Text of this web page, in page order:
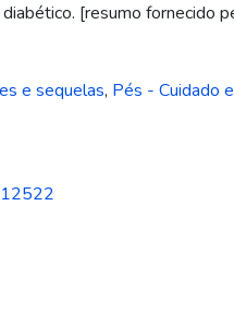
[resumo fornecido
e sequelas, Pés - Cuidado